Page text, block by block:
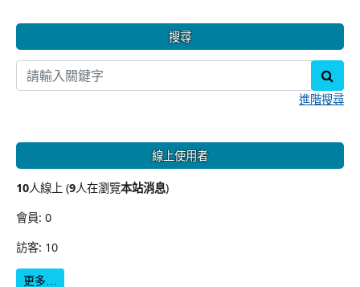
搜尋
進階搜尋
線上使用者
10人線上 (9人在瀏覽本站消息)
會員: 0
訪客: 10
更多…